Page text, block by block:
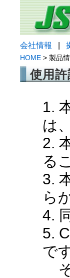
会社情報
HOME > 製品
使用
1.
は
2.
る
3.
ら
4.
5.
で
そ